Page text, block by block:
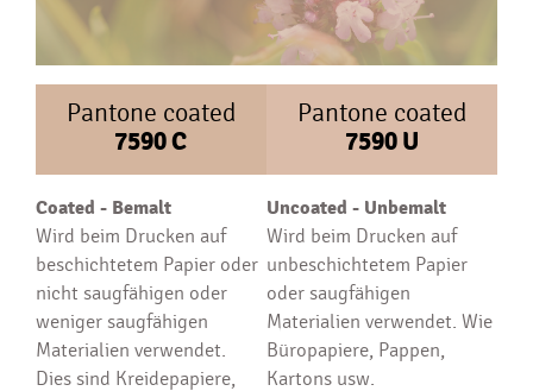
Pantone coated
7590C
Coated - Bemalt
Wird beim Drucken auf
beschichtetem Papier oder
nicht saugfähigen oder
weniger saugfähigen
Materialien verwendet.
Dies sind Kreidepapiere,
Pantone coated
7590U
Uncoated - Unbemalt
Wird beim Drucken auf
unbeschichtetem Papier
oder saugfähigen
Materialien verwendet. Wie
Büropapiere, Pappen,
Kartons usw.